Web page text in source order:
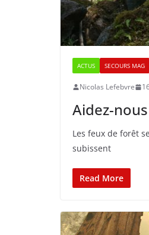
ACTUS SECOURS MAG
Nicolas Lefebvre
Aidez-
Les feux de forêt
subissent
Read More